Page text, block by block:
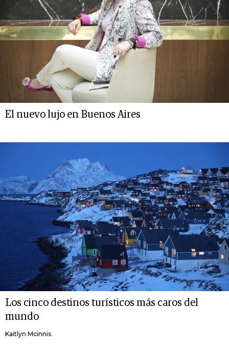
El nuevo lujo en Buenos Aires
Los cinco destinos turísticos más caros del
mundo
Kaitlyn Mcinnis